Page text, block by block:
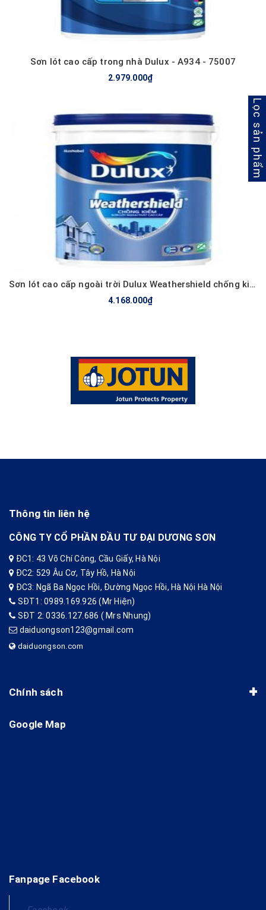
Sơn lót cao cấp trong nhà Dulux - A934 - 75007
2.979.000₫
Mua hàng
Sơn lót cao cấp ngoài trời Dulux Weathershield chống kiềm - A936 - 75230
4.168.000₫
Lọc sản phẩm
Thông tin liên hệ
CÔNG TY CỔ PHẦN ĐẦU TƯ ĐẠI DƯƠNG SƠN
ĐC1: 43 Võ Chí Công, Cầu Giấy, Hà Nội
ĐC2: 529 Âu Cơ, Tây Hồ, Hà Nội
ĐC3: Ngã Ba Ngọc Hồi, Đường Ngọc Hồi, Hà Nội Hà Nội
SĐT1: 0989.169.926 (Mr Hiện)
SĐT 2: 0336.127.686 ( Mrs Nhung)
daiduongson123@gmail.com
daiduongson.com
Chính sách
Google Map
Fanpage Facebook